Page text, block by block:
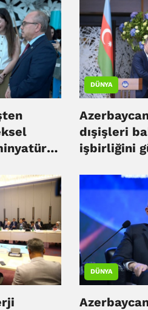
DÜNYA
dışişleri
işbirliğini
DÜNYA